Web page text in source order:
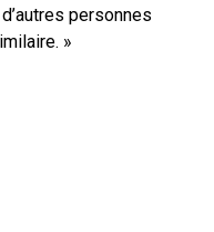
personnes
»